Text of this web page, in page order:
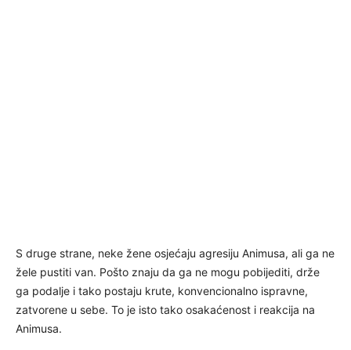
S druge strane, neke žene osjećaju agresiju Animusa, ali ga ne
žele pustiti van. Pošto znaju da ga ne mogu pobijediti, drže
ga podalje i tako postaju krute, konvencionalno ispravne,
zatvorene u sebe. To je isto tako osakaćenost i reakcija na
Animusa.